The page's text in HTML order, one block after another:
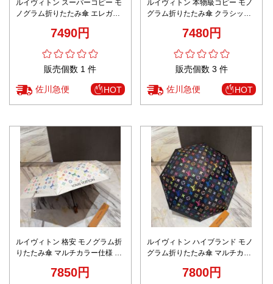
ルイヴィトン スーパーコピー モ
ノグラム折りたたみ傘 エレガン
レベル仕様7490円
販売個数 1 件
佐川急便 HOT
ルイヴィトン 本物級コピー モノ
グラム折りたたみ傘 クラシック
7480円
販売個数 3 件
佐川急便 HOT
ルイヴィトン 格安 モノグラム折
りたたみ傘 マルチカラー仕様 口
7850円
ルイヴィトン ハイブランド モノ
グラム折りたたみ傘 マルチカラ
7800円